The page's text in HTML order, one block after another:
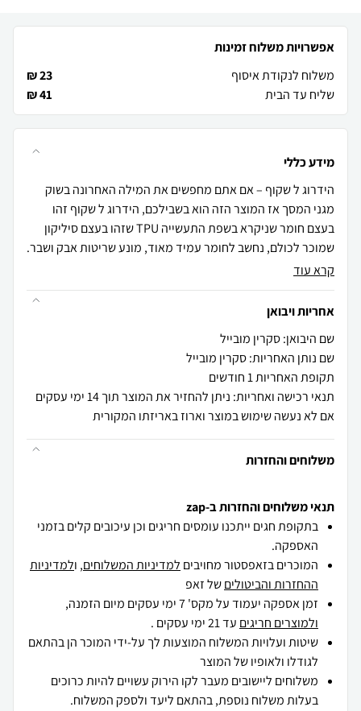
אפשרויות משלוח זמינות
משלוח לנקודת איסוף
23 ₪
שליח עד הבית
41 ₪
מידע כללי
הידרוג ל שקוף – אם אתם מחפשים את המילה האחרונה בשוק
מגני המסך אז המוצר הזה הוא בשבילכם, הידרוג ל שקוף זהו
בעצם חומר שניקרא בשפת התעשייה TPU שזהו בעצם סיליקון
שמוכר לכולם, נחשב לחומר עמיד מאוד, מונע שריטות אבק ושבר.
קרא עוד
אחריות ויבואן
שם היבואן: סקרין מובייל
שם נותן האחריות: סקרין מובייל
תקופת האחריות 1 חודשים
תנאי רכישה ואחריות: ניתן להחזיר את המוצר תוך 14 ימי עסקים
אם לא נעשה שימוש במוצר וארוז באריזתו המקורית
משלוחים והחזרות
תנאי משלוחים והחזרות ב-zap
בתקופת חגים ייתכנו עומסים חריגים וכן עיכובים קלים בזמני
האספקה.
המוכרים בזאפסטור מחויבים למדיניות המשלוחים, ולמדיניות
ההחזרות והביטוליםשל זאפ
זמן אספקה יעמוד על מקס' 7 ימי עסקים מיום הזמנה,
ולמוצרים חריגים עד 21 ימי עסקים .
שיטות ועלויות המשלוח המוצעות לך על-ידי המוכר הן בהתאם
לגודלו ולאופיו של המוצר
משלוחים ליישובים מעבר לקו הירוק עשויים להיות כרוכים
בעלות משלוח נוספת, בהתאם ליעד ולספק המשלוח.